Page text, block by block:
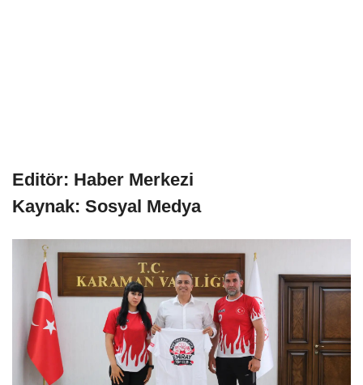
Editör: Haber Merkezi
Kaynak: Sosyal Medya